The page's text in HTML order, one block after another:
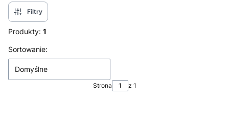
Filtry
Produkty: 1
Lista produktów
Sortowanie:
Domyślne
Strona z 1